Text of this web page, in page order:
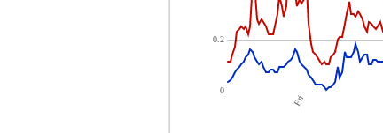
Fri
0
0.2